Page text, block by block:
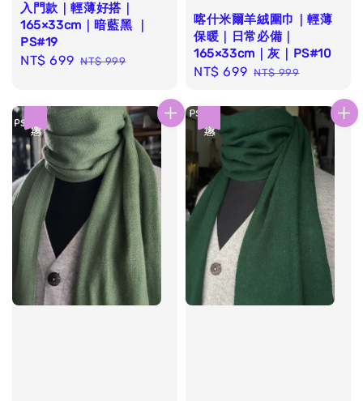
入門款｜輕薄好搭｜
165×33cm｜暗藍黑 ｜
PS#19
Sale
NT$ 699 Regular
NT$ 999
喀什米爾羊絨圍巾｜輕薄
保暖｜日常必備｜
165×33cm｜灰｜PS#10
Sale
NT$ 699 Regular
NT$ 999